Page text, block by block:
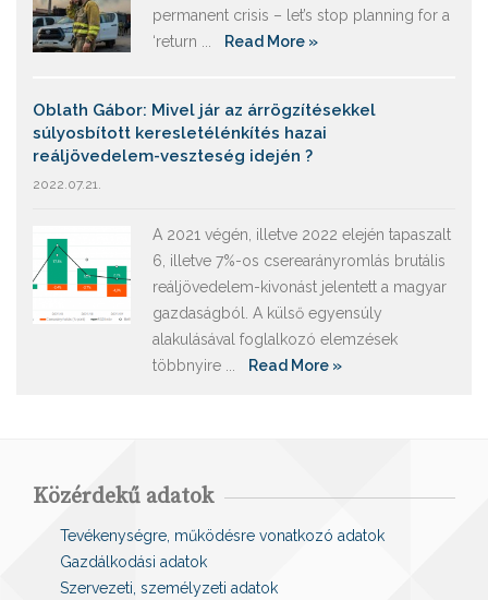
permanent crisis – let’s stop planning for a
‘return ...
Read More »
Oblath Gábor: Mivel jár az árrögzítésekkel
súlyosbított keresletélénkítés hazai
reáljövedelem-veszteség idején ?
2022.07.21.
A 2021 végén, illetve 2022 elején tapaszalt
6, illetve 7%-os cserearányromlás brutális
reáljövedelem-kivonást jelentett a magyar
gazdaságból. A külső egyensúly
alakulásával foglalkozó elemzések
többnyire ...
Read More »
Közérdekű adatok
Tevékenységre, működésre vonatkozó adatok
Gazdálkodási adatok
Szervezeti, személyzeti adatok